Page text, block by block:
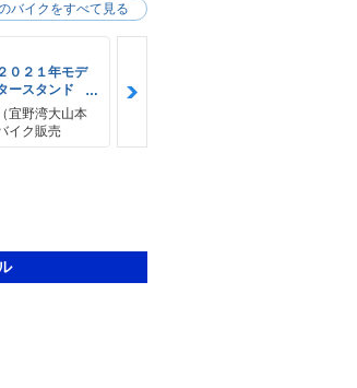
０２１年モデ
ースタンド
ーター
宜野湾大山本
イク販売
バイクをすべて見る